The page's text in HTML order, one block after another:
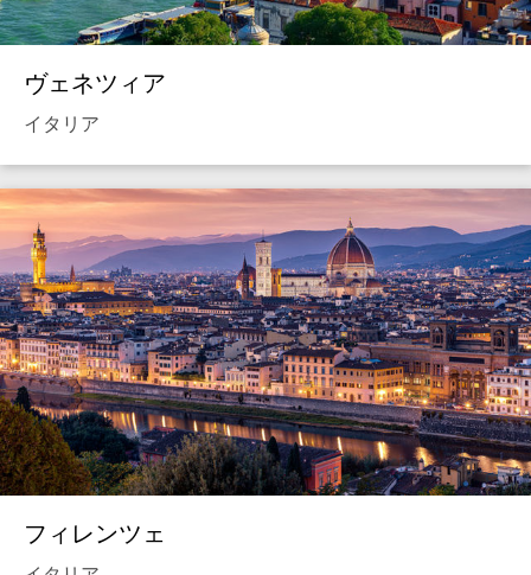
ヴェネツィア
イタリア
フィレンツェ